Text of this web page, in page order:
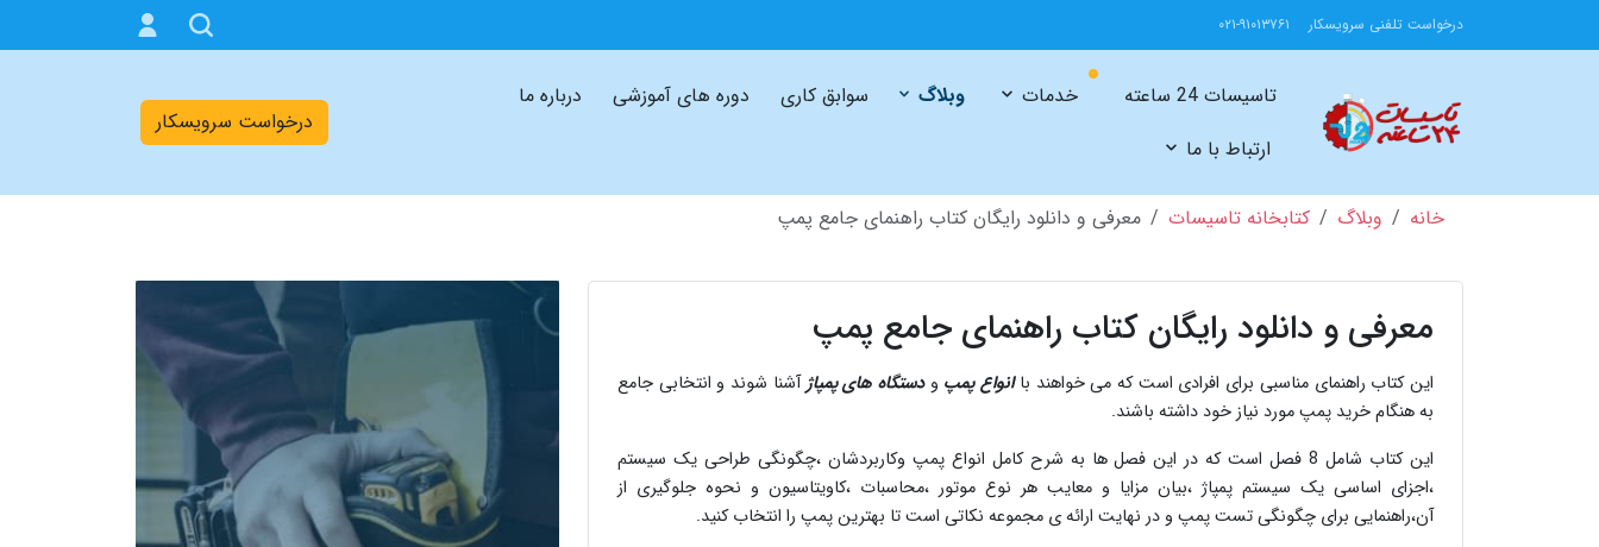
درخواست تلفنی سرویسکار ۰۲۱-۹۱۰۱۳۷۶۱
تاسیسات 24 ساعته خدمات وبلاگ سوابق کاری دوره های آموزشی
درباره ما
ارتباط با ما
درخواست سرویسکار
خانه وبلاگ کتابخانه تاسیسات معرفی و دانلود رایگان کتاب راهنمای جامع پمپ
معرفی و دانلود رایگان کتاب راهنمای جامع پمپ
این کتاب راهنمای مناسبی برای افرادی است که می خواهند باانواع پمپ ودستگاه های پمپاژآشنا شوند و انتخابی جامع
به هنگام خرید پمپ مورد نیاز خود داشته باشند.
این کتاب شامل 8 فصل است که در این فصل ها به شرح کامل انواع پمپ وکاربردشان ،چگونگی طراحی یک سیستم
،اجزای اساسی یک سیستم پمپاژ ،بیان مزایا و معایب هر نوع موتور ،محاسبات ،کاویتاسیون و نحوه جلوگیری از
آن،راهنمایی برای چگونگی تست پمپ و در نهایت ارائه ی مجموعه نکاتی است تا بهترین پمپ را انتخاب کنید.